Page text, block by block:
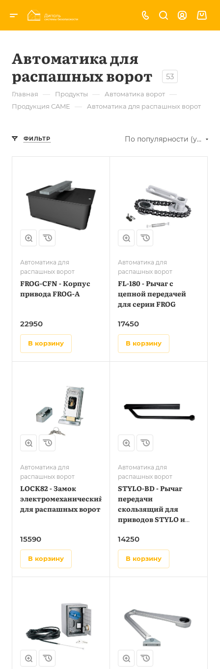
Автоматика для
распашных ворот
53
Главная — Продукты — Автоматика ворот —
Продукция CAME — Автоматика для распашных ворот
ФИЛЬТР По популярности (убывание)
Автоматика для
распашных ворот
FROG-CFN - Корпус
привода FROG-A
22950
в корзину
Автоматика для
распашных ворот
FL-180 - Рычаг с
цепной передачей
для серии FROG
17450
в корзину
Автоматика для
распашных ворот
LOCK82 - Замок
электромеханический
для распашных ворот
15590
в корзину
Автоматика для
распашных ворот
STYLO-BD - Рычаг
передачи
скользящий для
приводов STYLO и
14250
в корзину